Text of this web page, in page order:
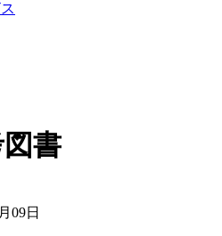
書
09日